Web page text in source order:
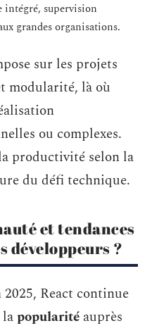
supervision
grandes organisations.
sur les projets
modularité, là où
ou complexes.
productivité selon la
du défi technique.
et tendances
développeurs ?
React continue
popularité auprès